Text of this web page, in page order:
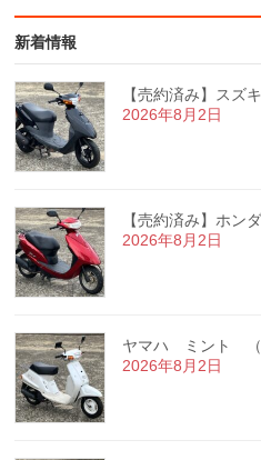
新着情報
【売約済み】ス
2026年8月2日
【売約済み】ホ
2026年8月2日
ヤマハ ミント （
2026年8月2日